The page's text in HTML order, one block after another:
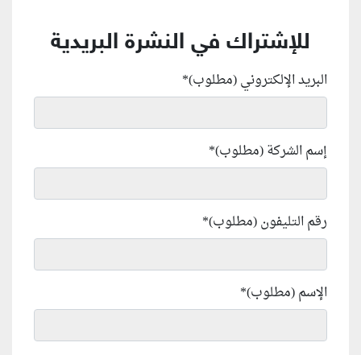
للإشتراك في النشرة البريدية
البريد الإلكتروني (مطلوب)*
إسم الشركة (مطلوب)*
رقم التليفون (مطلوب)*
الإسم (مطلوب)*